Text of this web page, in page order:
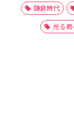
鎌倉時代
光る君